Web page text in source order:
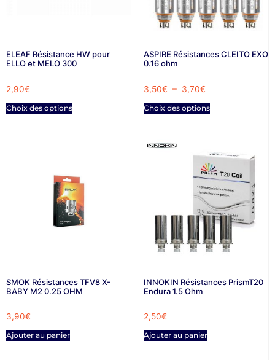
ELEAF Résistance HW pour
ELLO et MELO 300
2,90€
Choix des options
ASPIRE Résistances CLEITO EXO
0.16 ohm
3,50€ – 3,70€
Choix des options
SMOK Résistances TFV8 X-
BABY M2 0.25 OHM
3,90€
Ajouter au panier
INNOKIN Résistances PrismT20
Endura 1.5 Ohm
2,50€
Ajouter au panier